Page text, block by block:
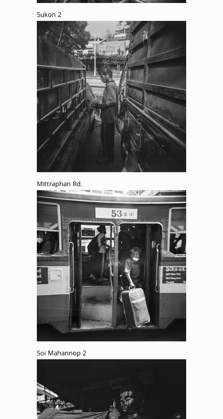
Sukon 2
Mittraphan Rd.
Soi Mahannop 2